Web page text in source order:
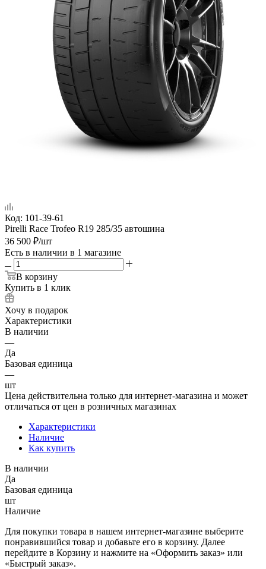
Код: 101-39-61
Pirelli Race Trofeo R19 285/35 автошина
36 500 ₽/шт
Есть в наличии в 1 магазине
В корзину
Купить в 1 клик
Хочу в подарок
Характеристики
В наличии
—
Да
Базовая единица
—
шт
Цена действительна только для интернет-магазина и может
отличаться от цен в розничных магазинах
Характеристики
Наличие
Как купить
В наличии
Да
Базовая единица
шт
Наличие
Для покупки товара в нашем интернет-магазине выберите
понравившийся товар и добавьте его в корзину. Далее
перейдите в Корзину и нажмите на «Оформить заказ» или
«Быстрый заказ».